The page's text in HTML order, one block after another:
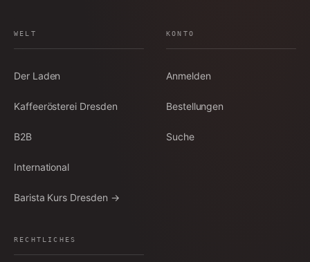
WELT
Der Laden
Kaffeerösterei Dresden
B2B
International
Barista Kurs Dresden →
KONTO
Anmelden
Bestellungen
Suche
RECHTLICHES